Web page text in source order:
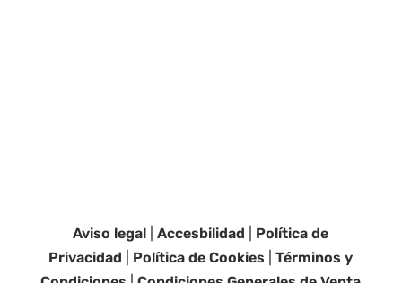
Aviso legal |Accesbilidad
Política de
Privacidad
Política de Cookies |Términos y